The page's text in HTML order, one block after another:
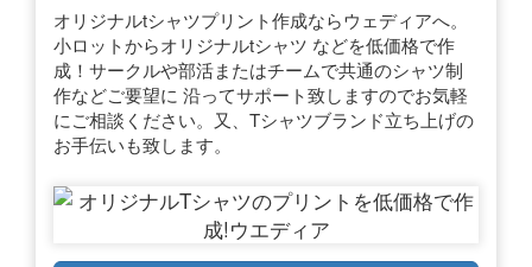
オリジナルtシャツプリント作成ならウェディアへ。
小ロットからオリジナルtシャツ などを低価格で作
成！サークルや部活またはチームで共通のシャツ制
作などご要望に 沿ってサポート致しますのでお気軽
にご相談ください。又、Tシャツブランド立ち上げの
お手伝いも致します。